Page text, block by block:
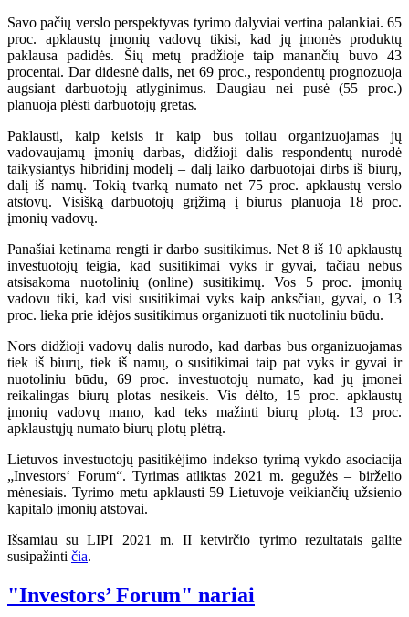
Savo pačių verslo perspektyvas tyrimo dalyviai vertina palankiai. 65
proc. apklaustų įmonių vadovų tikisi, kad jų įmonės produktų
paklausa padidės. Šių metų pradžioje taip manančių buvo 43
procentai. Dar didesnė dalis, net 69 proc., respondentų prognozuoja
augsiant darbuotojų atlyginimus. Daugiau nei pusė (55 proc.)
planuoja plėsti darbuotojų gretas.
Paklausti, kaip keisis ir kaip bus toliau organizuojamas jų
vadovaujamų įmonių darbas, didžioji dalis respondentų nurodė
taikysiantys hibridinį modelį – dalį laiko darbuotojai dirbs iš biurų,
dalį iš namų. Tokią tvarką numato net 75 proc. apklaustų verslo
atstovų. Visišką darbuotojų grįžimą į biurus planuoja 18 proc.
įmonių vadovų.
Panašiai ketinama rengti ir darbo susitikimus. Net 8 iš 10 apklaustų
investuotojų teigia, kad susitikimai vyks ir gyvai, tačiau nebus
atsisakoma nuotolinių (online) susitikimų. Vos 5 proc. įmonių
vadovu tiki, kad visi susitikimai vyks kaip anksčiau, gyvai, o 13
proc. lieka prie idėjos susitikimus organizuoti tik nuotoliniu būdu.
Nors didžioji vadovų dalis nurodo, kad darbas bus organizuojamas
tiek iš biurų, tiek iš namų, o susitikimai taip pat vyks ir gyvai ir
nuotoliniu būdu, 69 proc. investuotojų numato, kad jų įmonei
reikalingas biurų plotas nesikeis. Vis dėlto, 15 proc. apklaustų
įmonių vadovų mano, kad teks mažinti biurų plotą. 13 proc.
apklaustųjų numato biurų plotų plėtrą.
Lietuvos investuotojų pasitikėjimo indekso tyrimą vykdo asociacija
„Investors‘ Forum“. Tyrimas atliktas 2021 m. gegužės – birželio
mėnesiais. Tyrimo metu apklausti 59 Lietuvoje veikiančių užsienio
kapitalo įmonių atstovai.
Išsamiau su LIPI 2021 m. II ketvirčio tyrimo rezultatais galite
susipažinti čia.
"Investors’ Forum" nariai